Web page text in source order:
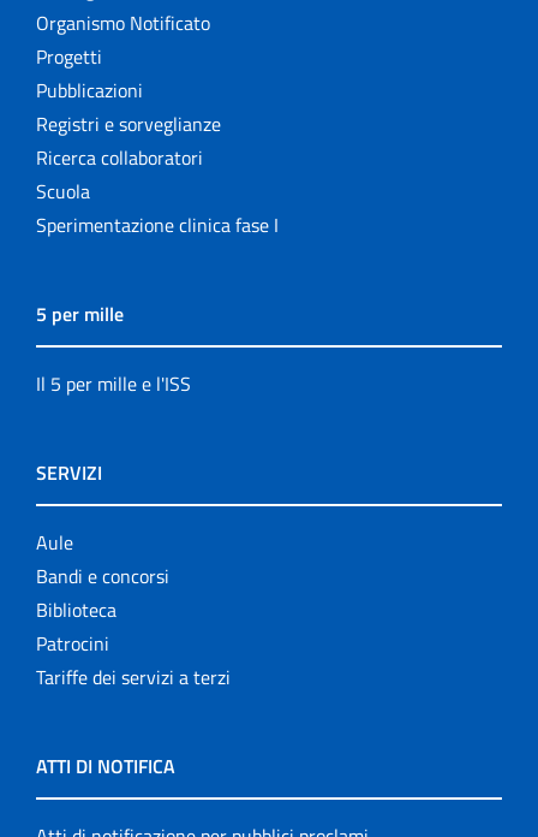
Organismo Notificato
Progetti
Pubblicazioni
Registri e sorveglianze
Ricerca collaboratori
Scuola
Sperimentazione clinica fase I
5 per mille
Il 5 per mille e l'ISS
SERVIZI
Aule
Bandi e concorsi
Biblioteca
Patrocini
Tariffe dei servizi a terzi
ATTI DI NOTIFICA